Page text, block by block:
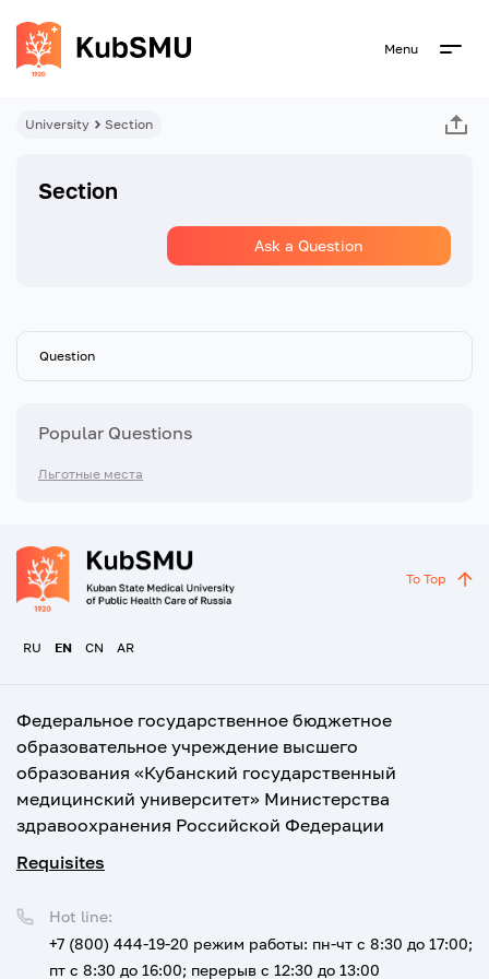
Menu
University Section
Section
Ask a Question
Question
Popular Questions
Льготные места
RU EN CN AR
To Top
Федеральное государственное бюджетное
образовательное учреждение высшего
образования «Кубанский государственный
медицинский университет» Министерства
здравоохранения Российской Федерации
Requisites
Hot line:
+7 (800) 444-19-20 режим работы: пн-чт с 8:30 до 17:00;
пт с 8:30 до 16:00; перерыв с 12:30 до 13:00